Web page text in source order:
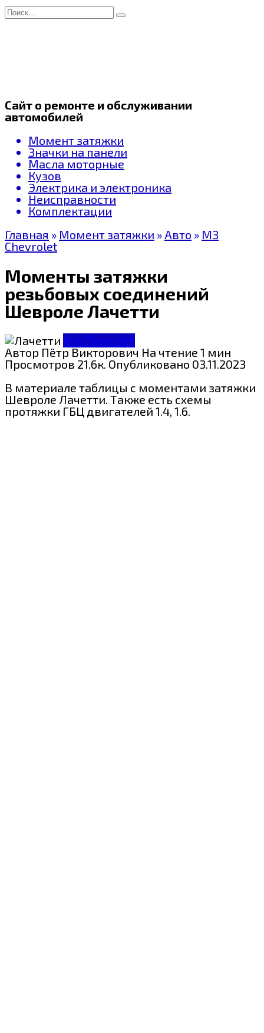
Перейти
к
Search
for:
Сайт о ремонте и обслуживании
автомобилей
Момент затяжки
Значки на панели
Масла моторные
Кузов
Электрика и электроника
Неисправности
Комплектации
Главная » Момент затяжки » Авто » МЗ
Chevrolet
Моменты затяжки
резьбовых соединений
Шевроле Лачетти
МЗ Chevrolet
Автор Пётр Викторович На чтение 1 мин
Просмотров 21.6к. Опубликовано 03.11.2023
В материале таблицы с моментами затяжки
Шевроле Лачетти. Также есть схемы
протяжки ГБЦ двигателей 1.4, 1.6.